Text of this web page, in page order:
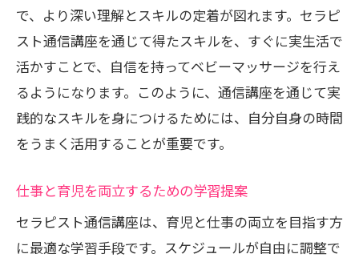
で、より深い理解とスキルの定着が図れます。セラピ
スト通信講座を通じて得たスキルを、すぐに実生活で
活かすことで、自信を持ってベビーマッサージを行え
るようになります。このように、通信講座を通じて実
践的なスキルを身につけるためには、自分自身の時間
をうまく活用することが重要です。
仕事と育児を両立するための学習提案
セラピスト通信講座は、育児と仕事の両立を目指す方
に最適な学習手段です。スケジュールが自由に調整で